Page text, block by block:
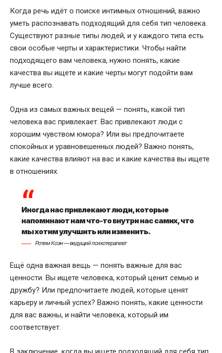
Когда речь идёт о поиске интимных отношений, важно
уметь распознавать подходящий для себя тип человека.
Существуют разные типы людей, и у каждого типа есть
свои особые черты и характеристики. Чтобы найти
подходящего вам человека, нужно понять, какие
качества вы ищете и какие черты могут подойти вам
лучше всего.
Одна из самых важных вещей — понять, какой тип
человека вас привлекает. Вас привлекают люди с
хорошим чувством юмора? Или вы предпочитаете
спокойных и уравновешенных людей? Важно понять,
какие качества влияют на вас и какие качества вы ищете
в отношениях.
Иногда нас привлекают люди, которые
напоминают нам что-то внутри нас самих, что
мы хотим улучшить или изменить.
Ротем Коэн — ведущий психотерапевт
Ещё одна важная вещь — понять важные для вас
ценности. Вы ищете человека, который ценит семью и
дружбу? Или предпочитаете людей, которые ценят
карьеру и личный успех? Важно понять, какие ценности
для вас важны, и найти человека, который им
соответствует.